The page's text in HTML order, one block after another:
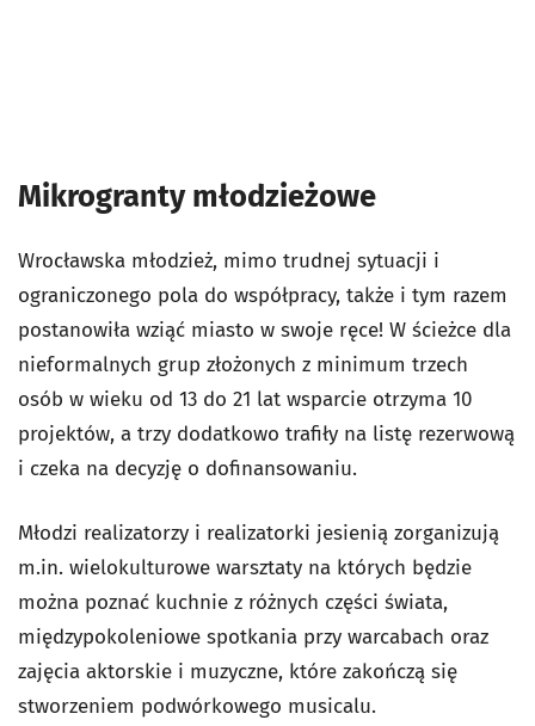
Mikrogranty młodzieżowe
Wrocławska młodzież, mimo trudnej sytuacji i
ograniczonego pola do współpracy, także i tym razem
postanowiła wziąć miasto w swoje ręce! W ścieżce dla
nieformalnych grup złożonych z minimum trzech
osób w wieku od 13 do 21 lat wsparcie otrzyma 10
projektów, a trzy dodatkowo trafiły na listę rezerwową
i czeka na decyzję o dofinansowaniu.
Młodzi realizatorzy i realizatorki jesienią zorganizują
m.in. wielokulturowe warsztaty na których będzie
można poznać kuchnie z różnych części świata,
międzypokoleniowe spotkania przy warcabach oraz
zajęcia aktorskie i muzyczne, które zakończą się
stworzeniem podwórkowego musicalu.